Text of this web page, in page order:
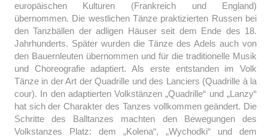
europäischen Kulturen (Frankreich und England)
übernommen. Die westlichen Tänze praktizierten Russen bei
den Tanzbällen der adligen Häuser seit dem Ende des 18.
Jahrhunderts. Später wurden die Tänze des Adels auch von
den Bauernleuten übernommen und für die traditionelle Musik
und Choreografie adaptiert. Als erste entstanden im Volk
Tänze in der Art der Quadrille und des Lanciers (Quadrille à la
cour). In den adaptierten Volkstänzen „Quadrille“ und „Lanzy“
hat sich der Charakter des Tanzes vollkommen geändert. Die
Schritte des Balltanzes machten den Bewegungen des
Volkstanzes Platz: dem „Kolena“, „Wychodki“ und dem